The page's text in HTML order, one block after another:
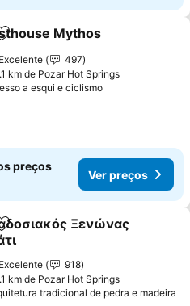
Adicionar aos favoritos
Mythos
Excelente
497
km de Pozar Hot Springs
a esqui e ciclismoVer preços
preços
Ver preços
Adicionar aos favoritos
Ξενώνας
Excelente
918
km de Pozar Hot Springs
tradicional de pedra e madeira